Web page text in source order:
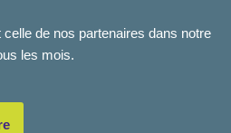
de nos partenaires dans notre
les mois.